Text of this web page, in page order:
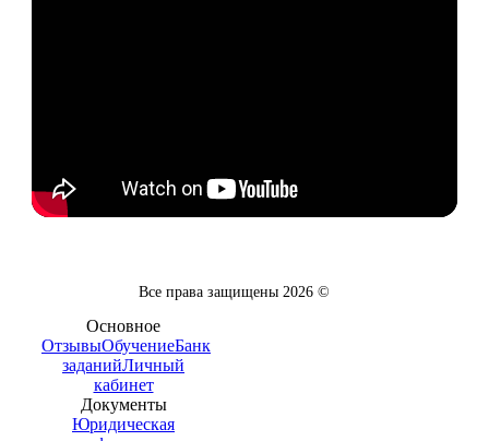
Все права защищены2026 ©
Основное
ОтзывыОбучениеБанк
заданийЛичный
кабинет
Документы
Юридическая